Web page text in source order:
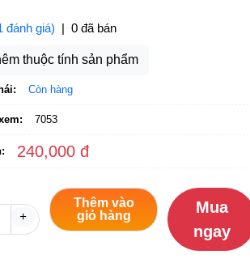
đánh giá) | 0 đã bán
thuộc tính sản phẩm
Còn hàng
7053
240,000 đ
+
Thêm vào
giỏ hàng
Mua
ngay